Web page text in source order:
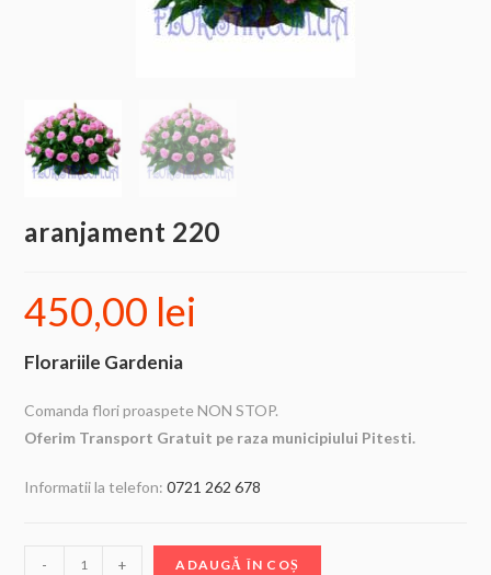
aranjament 220
450,00 lei
Florariile Gardenia
Comanda flori proaspete NON STOP.
Oferim Transport Gratuit pe raza municipiului Pitesti.
Informatii la telefon:0721 262 678
- + ADAUGĂ ÎN COȘ